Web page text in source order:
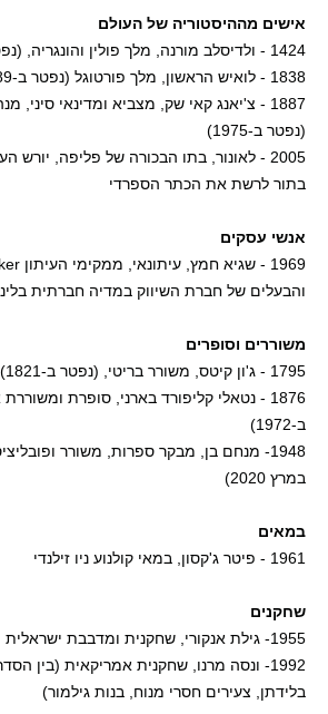
אישים מההיסטוריה של העולם
1424 - ולדיסלב מורנה, מלך פולין והונגריה, (נפטר ב-1444)
1838 - לואיש הראשון, מלך פורטוגל (נפטר ב-1889)
1887 - צ'יאנג קאי שק, מצביא ומדינאי סיני,
(נפטר ב-1975)
2005 - לאונור, בתו הבכורה של פליפה, יורש
בתור לרשת את הכתר הספרדי
אנשי עסקים
והבעלים של חברת השיווק במדיה חברתית
משוררים וסופרים
1795 - ג'ון קיטס, משורר בריטי, (נפטר ב-1821)
1876 - נטאלי קליפורד בארני, סופרת
ב-1972)
במרץ 2020)
במאים
1961 - פיטר ג'קסון, במאי קולנוע ניו זילנדי
שחקנים
1955- גילת אנקורי, שחקנית ומדבבת ישראלית
1992- ונסה מרנו, שחקנית אמריקאית (בין
בלידתן, צעירים חסרי מנוח, בנות גילמור)